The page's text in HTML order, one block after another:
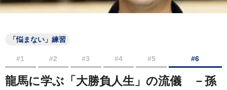
「悩まない」練習
#1 #2 #3 #4 #5 #6
龍馬に学ぶ「大勝負人生」の流儀 －孫